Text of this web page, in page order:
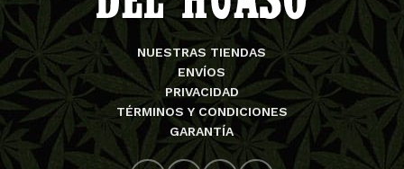
NUESTRAS TIENDAS
ENVÍOS
PRIVACIDAD
TÉRMINOS Y CONDICIONES
GARANTÍA